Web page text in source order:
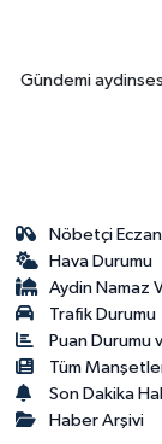
Gündemi
Nöbetçi
Hava Durumu
Aydin Namaz
Trafik Durumu
Puan Durumu
Tüm
Son Dakika
Haber Arşivi